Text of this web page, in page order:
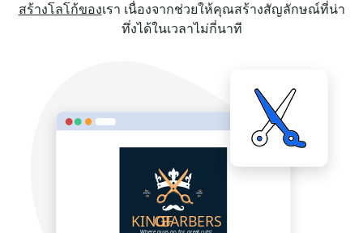
สร้างโลโก้ของเรา เนื่องจากช่วยให้คุณสร้างสัญลักษณ์ที่น่า
ทึ่งได้ในเวลาไม่กี่นาที